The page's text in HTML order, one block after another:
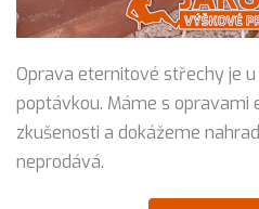
Oprava eternitové střechy je
poptávkou. Máme s
zkušenosti a dokážeme
neprodává.